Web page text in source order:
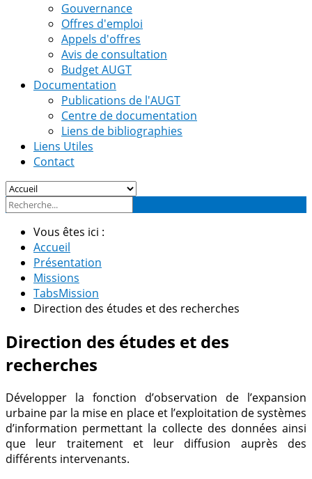
Gouvernance
Offres d'emploi
Appels d'offres
Avis de consultation
Budget AUGT
Documentation
Publications de l'AUGT
Centre de documentation
Liens de bibliographies
Liens Utiles
Contact
Vous êtes ici :
Accueil
Présentation
Missions
TabsMission
Direction des études et des recherches
Direction des études et des
recherches
Développer la fonction d’observation de l’expansion
urbaine par la mise en place et l’exploitation de systèmes
d’information permettant la collecte des données ainsi
que leur traitement et leur diffusion auprès des
différents intervenants.